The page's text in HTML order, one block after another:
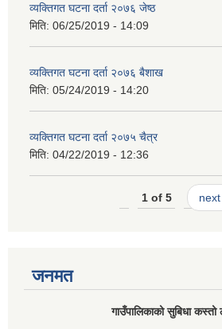
व्यक्तिगत घटना दर्ता २०७६ जेष्ठ
मिति: 06/25/2019 - 14:09
व्यक्तिगत घटना दर्ता २०७६ बैशाख
मिति: 05/24/2019 - 14:20
व्यक्तिगत घटना दर्ता २०७५ चैत्र
मिति: 04/22/2019 - 12:36
1 of 5 next
जनमत
गाउँपालिकाको सुबिधा कस्तो